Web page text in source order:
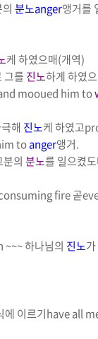
분노anger앵거를
케 하였으매(개역)
그를 진노하게 하였
mooued him to
해 진노케 하였고
toanger앵거.
의 분노를 일으켰
fire곧
~~~하나님의 진노
에 이르기have all